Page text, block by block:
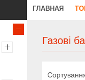
ГЛАВНАЯ
Газові